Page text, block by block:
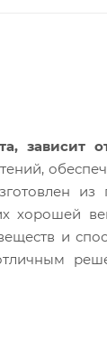
зависит
из
хорошей
и